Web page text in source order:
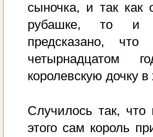
сыночка, и так как
рубашке, то и
предсказано,
четырнадцатом
королевскую дочку
Случилось так, что
этого сам король